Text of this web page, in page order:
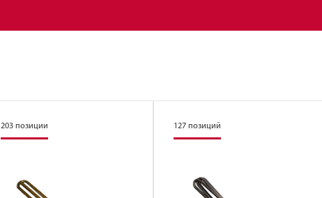
203 позиции 127 позиций